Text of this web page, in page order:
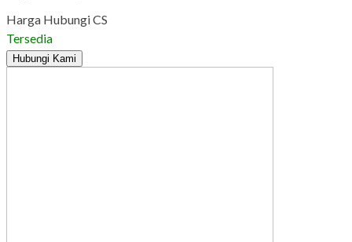
Harga Hubungi CS
Tersedia
Hubungi Kami